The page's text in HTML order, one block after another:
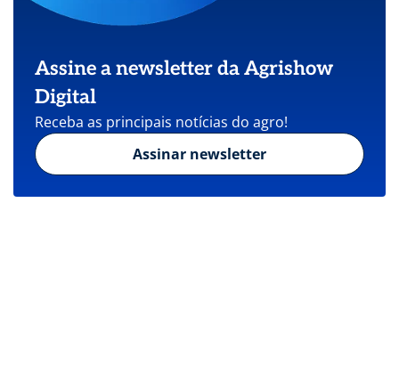
Assine a newsletter da Agrishow
Digital
Receba as principais notícias do agro!
Assinar newsletter